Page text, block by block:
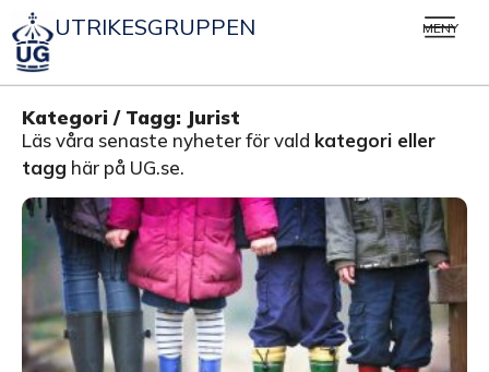
UTRIKESGRUPPEN MENY
Kategori / Tagg: Jurist
Läs våra senaste nyheter för vald kategori eller
tagg här på UG.se.